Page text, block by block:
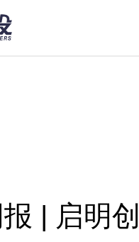
| 启明